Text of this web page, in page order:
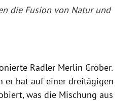
die Fusion von Natur und
Radler Merlin Gröber.
er hat auf einer dreitägigen
was die Mischung aus